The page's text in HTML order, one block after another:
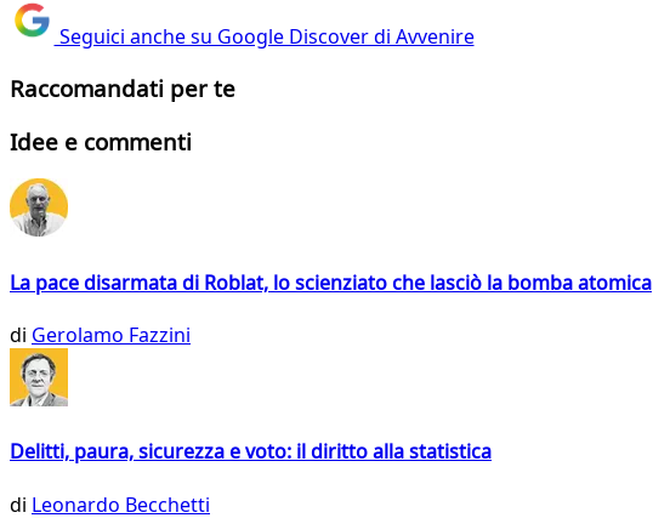
Seguici anche su Google Discover di Avvenire
Raccomandati per te
Idee e commenti
La pace disarmata di Roblat, lo scienziato che lasciò la bomba atomica
di Gerolamo Fazzini
Delitti, paura, sicurezza e voto: il diritto alla statistica
di Leonardo Becchetti